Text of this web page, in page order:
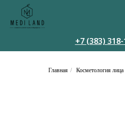
+7 (383)
Главная / Косметология лица